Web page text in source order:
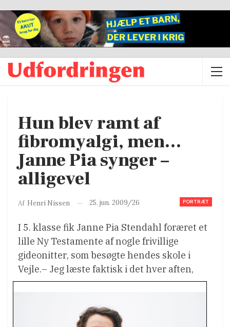
Hun blev ramt af
fibromyalgi, men…
Janne Pia synger –
alligevel
PORTRÆT
Af Henri Nissen 25. jun. 2009/26
I 5. klasse fik Janne Pia Stendahl foræret et
lille Ny Testamente af nogle frivillige
gideonitter, som besøgte hendes skole i
Vejle.– Jeg læste faktisk i det hver aften,